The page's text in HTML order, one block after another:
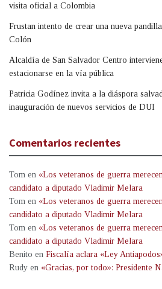
visita oficial a Colombia
Frustan intento de crear una nueva
Colón
Alcaldía de San Salvador Centro
estacionarse en la vía pública
Patricia Godínez invita a la diáspora
inauguración de nuevos servicios de DUI
Comentarios recientes
Tom en «Los veteranos de guerra
candidato a diputado Vladimir Melara
Tom en «Los veteranos de guerra
candidato a diputado Vladimir Melara
Tom en «Los veteranos de guerra
candidato a diputado Vladimir Melara
Benito en Fiscalía aclara «Ley
Rudy en «Gracias, por todo»: Presidente